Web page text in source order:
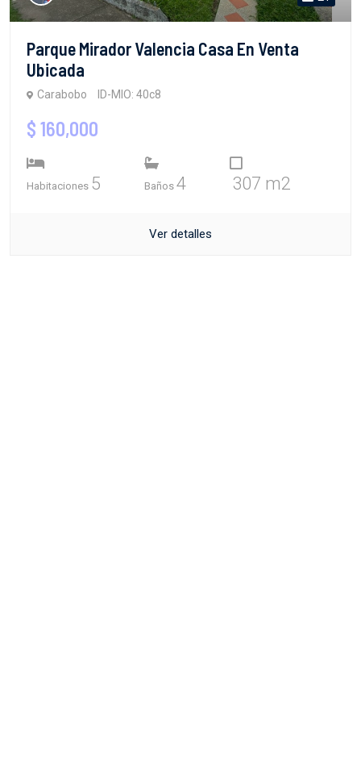
Parque Mirador Valencia Casa En Venta
Ubicada
Carabobo ID-MIO: 40c8
$ 160,000
Habitaciones 5 Baños 4 307 m2
Ver detalles